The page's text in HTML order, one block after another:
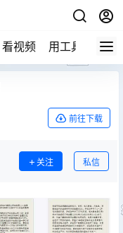
看视频 用工具 论技
前往下载
关注 私信